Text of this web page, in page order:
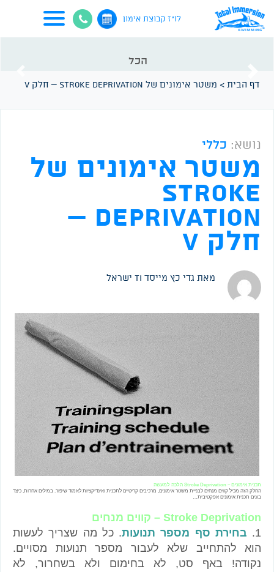
לו"ז קבוצת אימון
הכל
דף הבית > משטר אימונים של Stroke Deprivation – חלק V
נושא: כללי
משטר אימונים של
Stroke
Deprivation –
חלק V
מאת גדי כץ מייסד TI ישראל
תכנית אימונים – Stroke Deprivation הלכה למעשה
החלק הזה מכיל קווים מנחים לבניית משטר אימונים, מרכיבים קריטיים לתכנית ואינדיקציות לאמוד שיפור. במילים אחרות, כיצד
בונים תכנית אימונים אפקטיבית…
Stroke Deprivation – קווים מנחים
1.
בחירת סף מספר תנועות. כל מה שצריך לעשות
הוא להתחייב שלא לעבור מספר תנועות מסויים.
נקודה! באף סט, לא בחימום ולא בשחרור, לא